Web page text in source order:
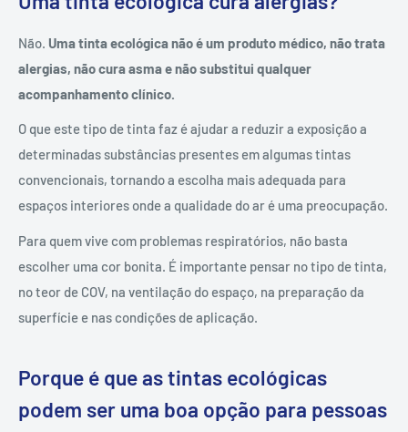
Não. Uma tinta ecológica não é um produto médico, não trata
alergias, não cura asma e não substitui qualquer
acompanhamento clínico.
O que este tipo de tinta faz é ajudar a reduzir a exposição a
determinadas substâncias presentes em algumas tintas
convencionais, tornando a escolha mais adequada para
espaços interiores onde a qualidade do ar é uma preocupação.
Para quem vive com problemas respiratórios, não basta
escolher uma cor bonita. É importante pensar no tipo de tinta,
no teor de COV, na ventilação do espaço, na preparação da
superfície e nas condições de aplicação.
Porque é que as tintas ecológicas
podem ser uma boa opção para pessoas